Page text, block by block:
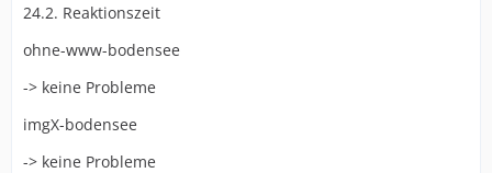
24.2. Reaktionszeit
ohne-www-bodensee
-> keine Probleme
imgX-bodensee
-> keine Probleme